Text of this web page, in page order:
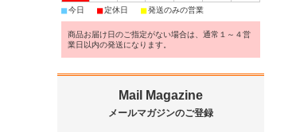
■今日 ■定休日 ■発送のみの営業
商品お届け日のご指定がない場合は、通常１～４営
業日以内の発送になります。